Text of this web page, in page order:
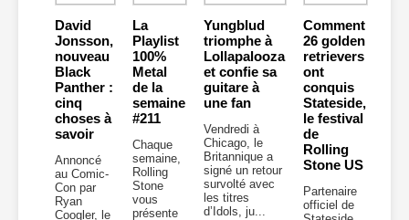
David
Jonsson,
nouveau
Black
Panther :
cinq
choses à
savoir
Annoncé
au Comic-
Con par
Ryan
Coogler, le
La
Playlist
100%
Metal
de la
semaine
#211
Chaque
semaine,
Rolling
Stone
vous
présente
Yungblud
triomphe à
Lollapalooza
et confie sa
guitare à
une fan
Vendredi à
Chicago, le
Britannique a
signé un retour
survolté avec
les titres
d’Idols, ju...
Comment
26 golden
retrievers
ont
conquis
Stateside,
le festival
de
Rolling
Stone US
Partenaire
officiel de